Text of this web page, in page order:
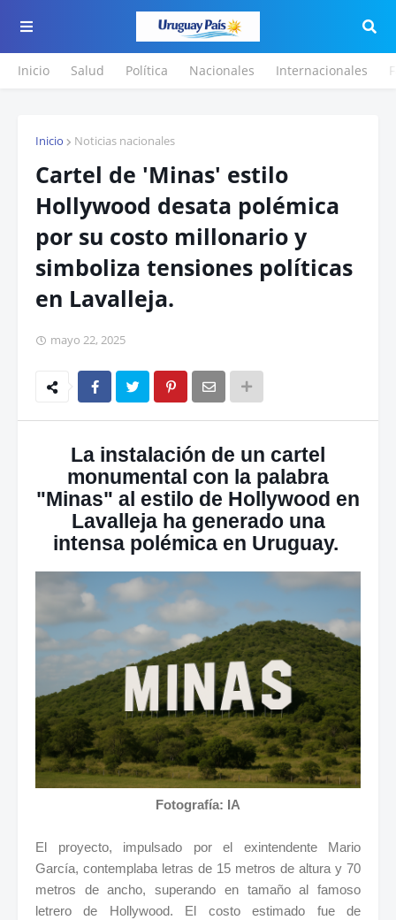
Inicio Salud Política Nacionales Internacionales
Inicio Noticias nacionales
Cartel de 'Minas' estilo
Hollywood desata polémica
por su costo millonario y
simboliza tensiones políticas
en Lavalleja.
mayo 22, 2025
La instalación de un cartel
monumental con la palabra
"Minas" al estilo de Hollywood en
Lavalleja ha generado una
intensa polémica en Uruguay.
Fotografía: IA
El proyecto, impulsado por el exintendente Mario
García, contemplaba letras de 15 metros de altura y 70
metros de ancho, superando en tamaño al famoso
letrero de Hollywood. El costo estimado fue de